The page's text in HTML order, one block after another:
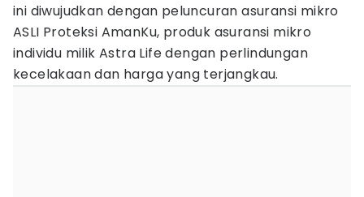
ini diwujudkan dengan peluncuran asuransi mikro
ASLI Proteksi AmanKu, produk asuransi mikro
individu milik Astra Life dengan perlindungan
kecelakaan dan harga yang terjangkau.